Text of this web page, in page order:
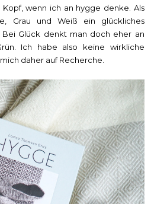
wenn ich an hygge denke. Als
Grau und Weiß ein glückliches
Bei Glück denkt man doch eher an
Ich habe also keine wirkliche
daher auf Recherche.